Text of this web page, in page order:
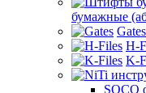
бумажные
Gates
H-
K-
SOCO